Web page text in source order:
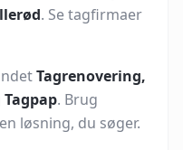
. Se tagfirmaer
Tagrenovering,
. Brug
løsning, du søger.